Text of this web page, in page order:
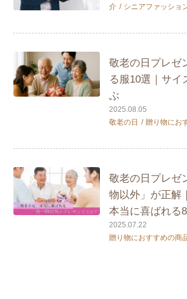
介
シニアファッショ
敬老の日プレゼ
る服10選｜サイ
ぶ
2025.08.05
敬老の日
贈り物にお
敬老の日プレゼ
物以外」が正解
本当に喜ばれる
2025.07.22
贈り物におすすめの商